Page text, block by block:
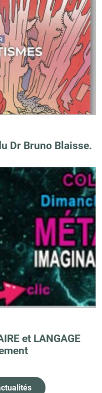
Dr Bruno Blaisse.
et LANGAGE